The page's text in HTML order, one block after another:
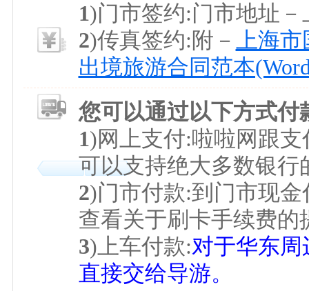
1)门市签约:门市地址
2)传真签约:附－ 上海市
出境旅游合同范本
您可以通过以下方式付
1)网上支付:啦啦网跟
可以支持绝大多数银行
2)门市付款:到门市现
查看关于刷卡手续费
3)上车付款:对于华东周
直接交给导游。